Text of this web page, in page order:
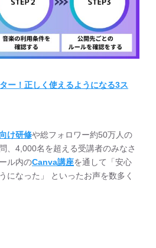
ー！正しく使えるようになる3ス
け研修や総フォロワー約50万人の
、4,000名を超える受講者のみなさ
ル内のCanva講座を通して「安心
になった」 といったお声を数多く